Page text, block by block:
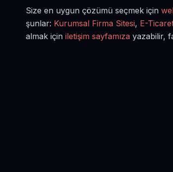
Size en uygun çözümü seçmek için
şunlar: Kurumsal Firma Sitesi, E-
almak için iletişim sayfamıza yazabilir,